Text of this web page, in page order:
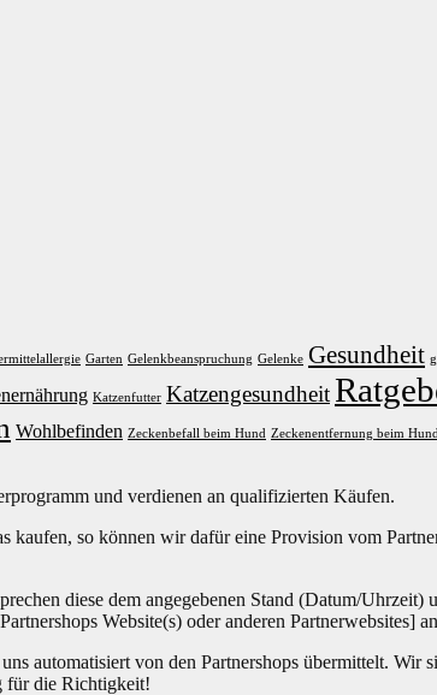
Garten Gelenkbeanspruchung Gelenke Gesundheit
Katzenfutter Katzengesundheit
Wohlbefinden Zeckenbefall beim Hund Zeckenentfernung beim Hund
und verdienen an qualifizierten Käufen.
kaufen, so können wir dafür eine Provision vom
diese dem angegebenen Stand (Datum/
Website(s) oder anderen Partnerwebsites]
automatisiert von den Partnershops übermittelt.
für die Richtigkeit!